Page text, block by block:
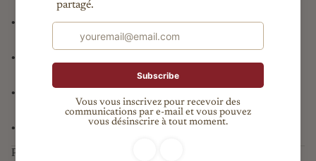
• Pièce unique garantie, certificat d’authenticité fourni
•
•
• Paiement sécurisé (Paypal, CB, virement (France seulement)
Patreon